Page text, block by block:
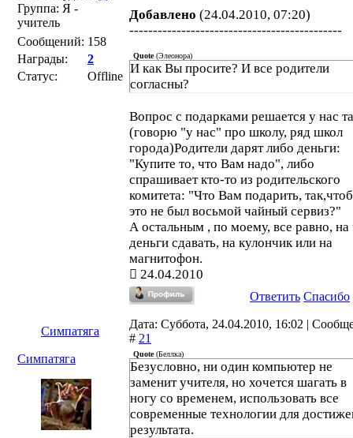
Группа: Я -
учитель
Сообщений: 158
Награды:
2
Статус:
Offline
Добавлено (24.04.2010, 07:20)
---------------------------------------------
Quote(Элеонора)
И как Вы просите? И все родители
согласны?
Вопрос с подарками решается у нас
(говорю "у нас" про школу, ряд школ
города)Родители дарят либо деньги:
"Купите то, что Вам надо", либо
спрашивает кто-то из родительского
комитета: "Что Вам подарить,
это не был восьмой чайный сервиз?"
А остальным , по моему, все равно, на
деньги сдавать, на кулончик или на
магнитофон.
24.04.2010
Ответить Спасибо
Симпатяга
Дата: Суббота, 24.04.2010, 16:02 |
# 21
Симпатяга
Quote(Беллка)
Безусловно, ни один компьютер не
заменит учителя, но хочется шагать в
ногу со временем, использовать все
современные технологии для
результата.